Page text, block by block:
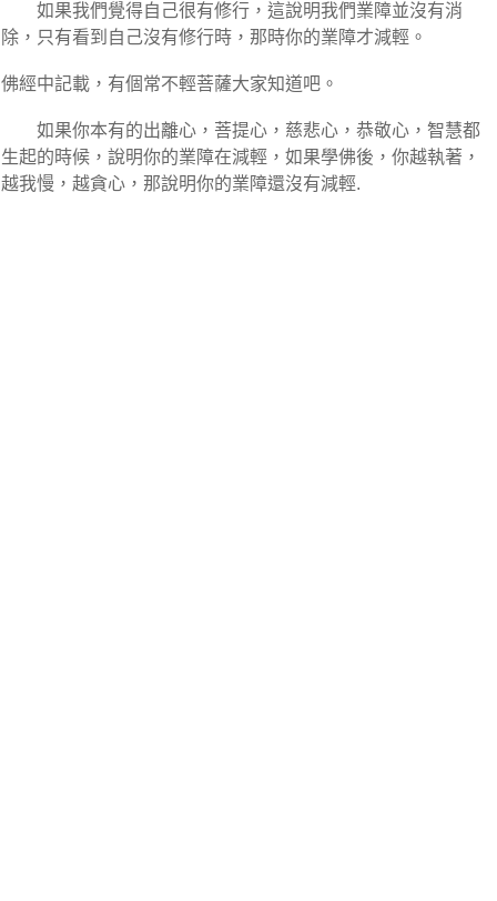
如果我們覺得自己很有修行，這說明我們業障並沒有消
除，只有看到自己沒有修行時，那時你的業障才減輕。
佛經中記載，有個常不輕菩薩大家知道吧。
如果你本有的出離心，菩提心，慈悲心，恭敬心，智慧都
生起的時候，說明你的業障在減輕，如果學佛後，你越執著，
越我慢，越貪心，那說明你的業障還沒有減輕.